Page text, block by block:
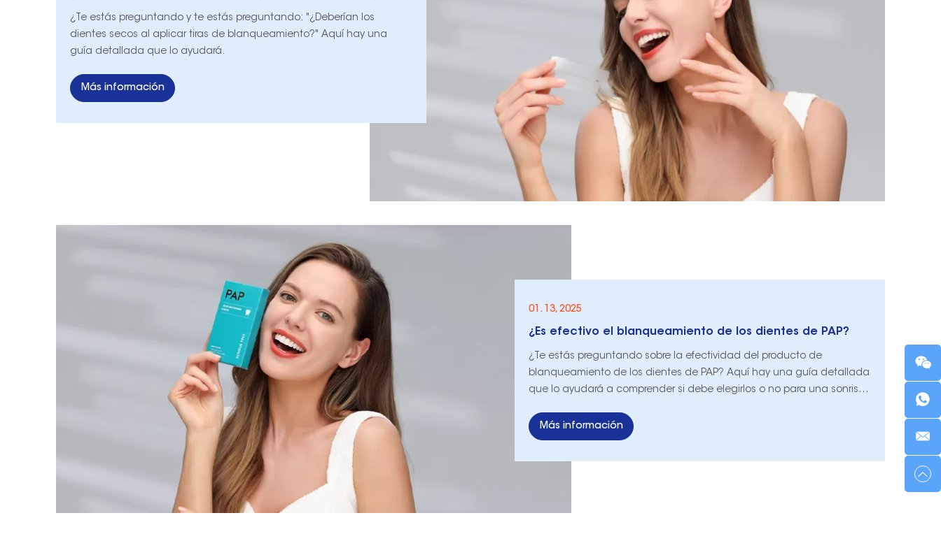
¿Te estás preguntando y te estás preguntando: "¿Deberían los
dientes secos al aplicar tiras de blanqueamiento?" Aquí hay una
guía detallada que lo ayudará.
Más información
01. 13, 2025
¿Es efectivo el blanqueamiento de los dientes de PAP?
¿Te estás preguntando sobre la efectividad del producto de
blanqueamiento de los dientes de PAP? Aquí hay una guía detallada
que lo ayudará a comprender si debe elegirlos o no para una sonrisa
Más información